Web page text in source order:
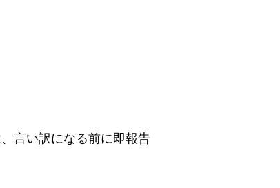
言い訳になる前に即報告